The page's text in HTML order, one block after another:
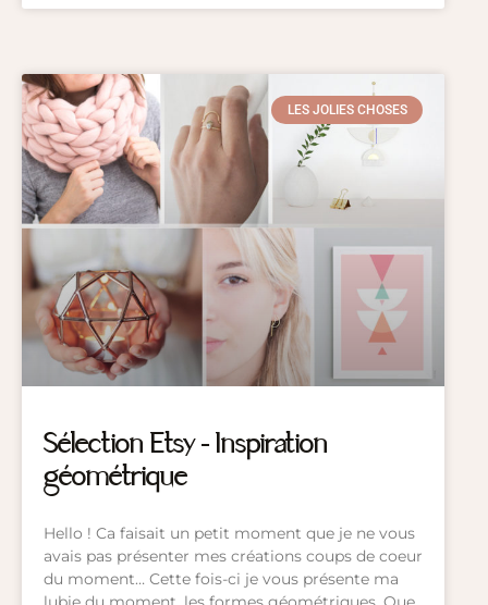
LES JOLIES CHOSES
Sélection Etsy – Inspiration
géométrique
Hello ! Ca faisait un petit moment que je ne vous
avais pas présenter mes créations coups de coeur
du moment… Cette fois-ci je vous présente ma